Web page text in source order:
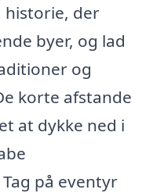
historie, der
byer, og lad
og
korte afstande
at dykke ned i
på eventyr